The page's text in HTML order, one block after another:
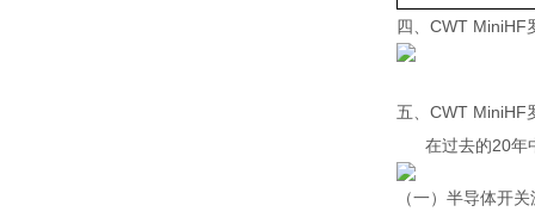
四、CWT MiniHF
五、CWT MiniHF
在过去的20年中
（一）半导体开